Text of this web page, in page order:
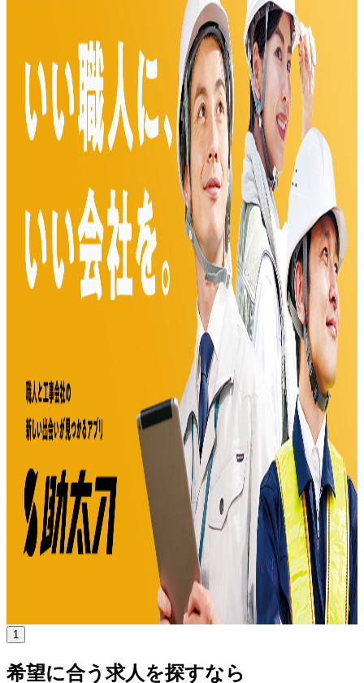
助太刀社員は株式会社助太刀が提供する建設業特化の求人サ
ービスです。職人や施工管理を含めた87職種の求人応募・
募集機能、直接スカウト機能、20万人のアプリユーザーへ
の求人掲載機能を備えています。
BtoB 1→10（プロダクト成長）
募集中の求人情報
0.00_東京本社_オープンポジション
新宿区
1
希望に合う求人を探すなら